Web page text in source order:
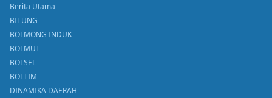
Berita Utama
BITUNG
BOLMONG INDUK
BOLMUT
BOLSEL
BOLTIM
DINAMIKA DAERAH